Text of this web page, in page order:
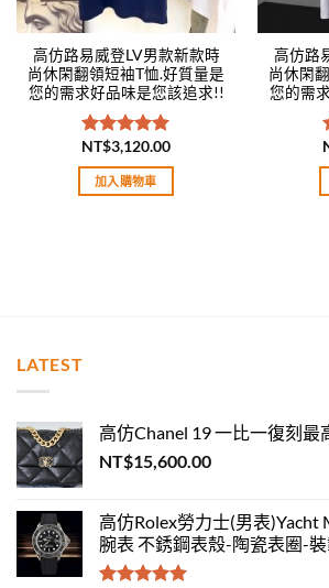
高仿路易威登LV男款新款時
尚休閑翻領短袖T恤.好質量是
您的需求好品味是您該追求!!
評分5.00
滿分 5
NT$3,120.00
加入購物車
高仿路
尚休閑
您的需
LATEST
高仿Chanel 19 一比一復刻最
NT$15,600.00
高仿Rolex勞力士(男表)Yacht
腕表 不銹鋼表殼-陶瓷表圈-